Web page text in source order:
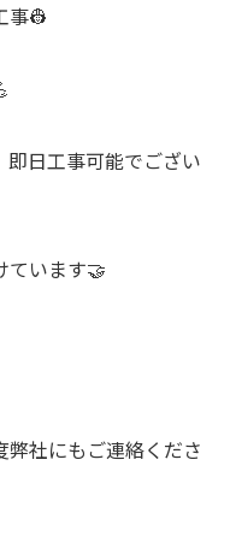
事👷
日工事可能でござい
ています🤝
社にもご連絡くださ